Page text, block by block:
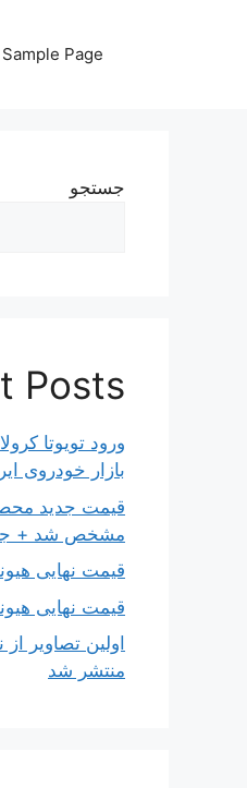
Sample Page
جستجو
Posts
بازار خودروی
قیمت جدید
مشخص شد + جدول
قیمت نهایی
قیمت نهایی
منتشر شد